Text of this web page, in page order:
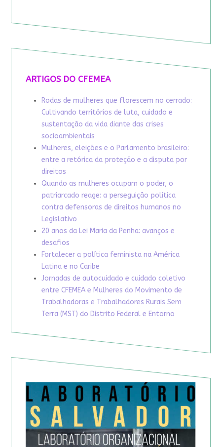
ARTIGOS DO CFEMEA
Rodas de mulheres que florescem no cerrado:
Cultivando territórios de luta, cuidado e
sustentação da vida diante das crises
socioambientais
Mulheres, eleições e o Parlamento brasileiro:
entre a retórica da proteção e a disputa por
direitos
Quando as mulheres ocupam o poder, o
patriarcado reage: a perseguição política
contra defensoras de direitos humanos no
Legislativo
20 anos da Lei Maria da Penha: avanços e
desafios
Fortalecer a política feminista na América
Latina e no Caribe
Jornadas de autocuidado e cuidado coletivo
entre CFEMEA e Mulheres do Movimento de
Trabalhadoras e Trabalhadores Rurais Sem
Terra (MST) do Distrito Federal e Entorno